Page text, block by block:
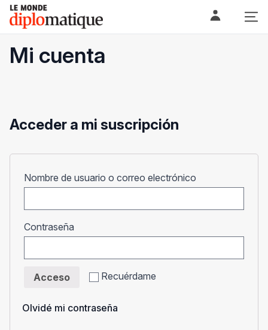
Skip
content
Le monde diplomatique
Mi cuenta
Acceder a mi suscripción
Nombre de usuario o correo electrónico
Contraseña
Recuérdame
Acceso
Olvidé mi contraseña